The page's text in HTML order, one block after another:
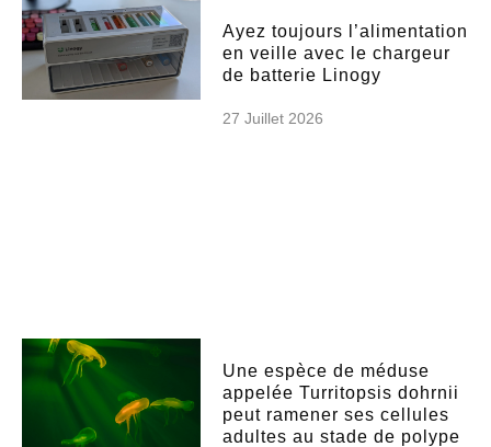
Ayez toujours l’alimentation
en veille avec le chargeur
de batterie Linogy
27 Juillet 2026
Une espèce de méduse
appelée Turritopsis dohrnii
peut ramener ses cellules
adultes au stade de polype